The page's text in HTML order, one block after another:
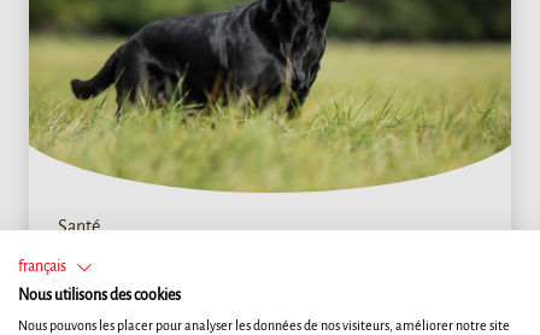
Santé
SILHOUETTE IDÉALE
Il n'existe malheureusement aucune règle vous
français
Nous utilisons des cookies
Nous pouvons les placer pour analyser les données de nos visiteurs, améliorer notre site